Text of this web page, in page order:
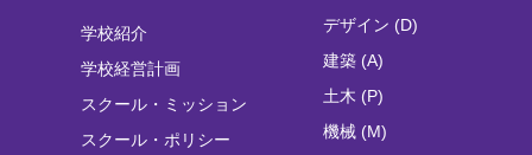
学校紹介
学校経営計画
スクール・ミッション
スクール・ポリシー
デザイン (D)
建築 (A)
土木 (P)
機械 (M)